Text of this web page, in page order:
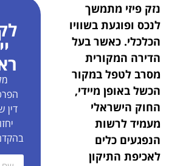
נזק פיזי מתמשך
לנכס ופוגעת בשוויו
הכלכלי. כאשר בעל
הדירה המקורית
מסרב לטפל במקור
הכשל באופן מיידי,
החוק הישראלי
מעמיד לרשות
הנפגעים כלים
לאכיפת התיקון
דין